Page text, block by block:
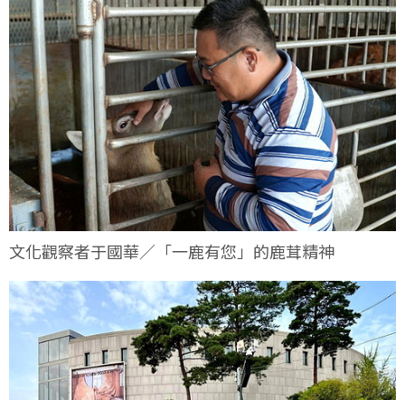
文化觀察者于國華／「一鹿有您」的鹿茸精神